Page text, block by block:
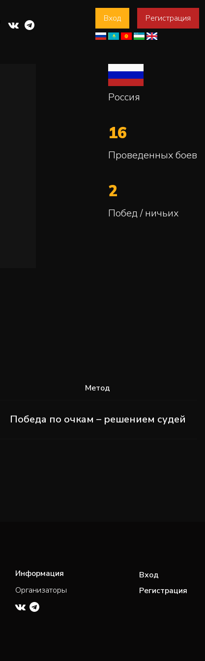
Вход Регистрация
Россия
16
Проведенных боев
2
Побед / ничьих
Метод
Победа по очкам – решением судей
Информация
Организаторы
Вход
Регистрация